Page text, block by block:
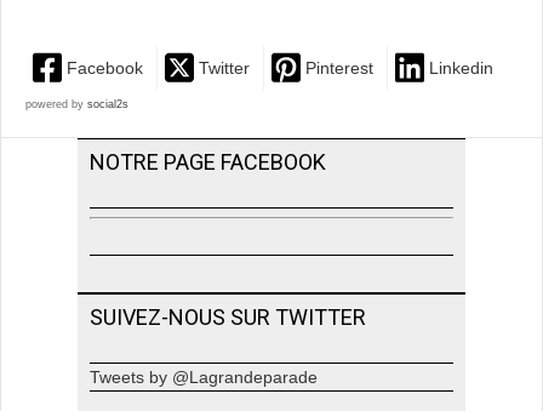
Facebook Twitter Pinterest Linkedin
powered by social2s
NOTRE PAGE FACEBOOK
SUIVEZ-NOUS SUR TWITTER
Tweets by @Lagrandeparade